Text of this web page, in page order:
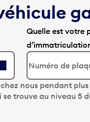
Quelle est votre
nous pendant
trouve au niveau 5